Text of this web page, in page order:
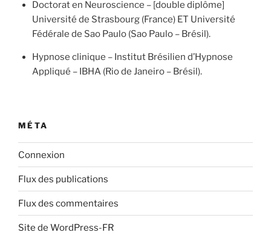
Doctorat en Neuroscience – [double diplôme]
Université de Strasbourg (France) ET Université
Fédérale de Sao Paulo (Sao Paulo – Brésil).
Hypnose clinique – Institut Brésilien d’Hypnose
Appliqué – IBHA (Rio de Janeiro – Brésil).
MÉTA
Connexion
Flux des publications
Flux des commentaires
Site de WordPress-FR